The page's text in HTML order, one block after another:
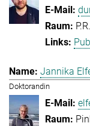
Jannika
Doktorandin